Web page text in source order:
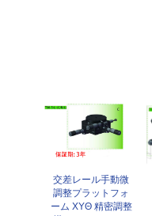
交差レール手動微
調整プラットフォ
ーム XYΘ 精密調整